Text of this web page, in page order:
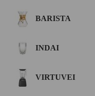
BARISTA
INDAI
VIRTUVEI